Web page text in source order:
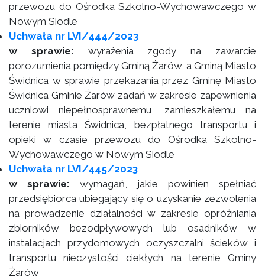
przewozu do Ośrodka Szkolno-Wychowawczego w
Nowym Siodle
Uchwała nr LVI/444/2023
w sprawie: wyrażenia zgody na zawarcie
porozumienia pomiędzy Gminą Żarów, a Gminą Miasto
Świdnica w sprawie przekazania przez Gminę Miasto
Świdnica Gminie Żarów zadań w zakresie zapewnienia
uczniowi niepełnosprawnemu, zamieszkałemu na
terenie miasta Świdnica, bezpłatnego transportu i
opieki w czasie przewozu do Ośrodka Szkolno-
Wychowawczego w Nowym Siodle
Uchwała nr LVI/445/2023
w sprawie: wymagań, jakie powinien spełniać
przedsiębiorca ubiegający się o uzyskanie zezwolenia
na prowadzenie działalności w zakresie opróżniania
zbiorników bezodpływowych lub osadników w
instalacjach przydomowych oczyszczalni ścieków i
transportu nieczystości ciekłych na terenie Gminy
Żarów